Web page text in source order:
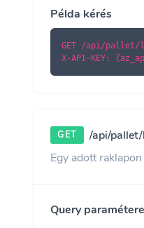
Példa kérés
GET /api/pallet/
X-API-KEY:
GET
/api/
Egy adott
Query